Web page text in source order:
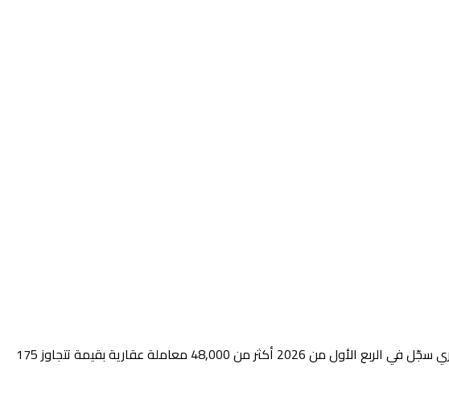
تبحث عن دليل عملي وآمن قانونياً عن شراء عقار في دبي بالتقسيط ؟ هذا المقال يقدم لك الإجابة الكاملة. سوق دبي العقاري سجّل في الربع الأول من 2026 أكثر من 48,000 معاملة عقارية بقيمة تتجاوز 175